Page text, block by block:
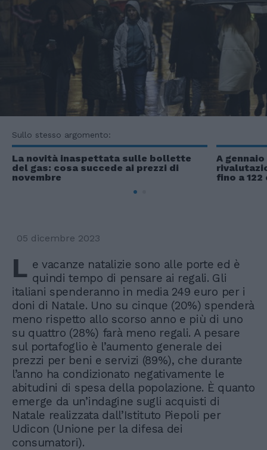
Sullo stesso argomento:
La novità inaspettata sulle bollette
del gas: cosa succede ai prezzi di
novembre
A
fino a 122
05 dicembre 2023
L e vacanze natalizie sono alle porte ed è
quindi tempo di pensare ai regali. Gli
italiani spenderanno in media 249 euro per i
doni di Natale. Uno su cinque (20%) spenderà
meno rispetto allo scorso anno e più di uno
su quattro (28%) farà meno regali. A pesare
sul portafoglio è l’aumento generale dei
prezzi per beni e servizi (89%), che durante
l’anno ha condizionato negativamente le
abitudini di spesa della popolazione. È quanto
emerge da un’indagine sugli acquisti di
Natale realizzata dall’Istituto Piepoli per
Udicon (Unione per la difesa dei
consumatori).